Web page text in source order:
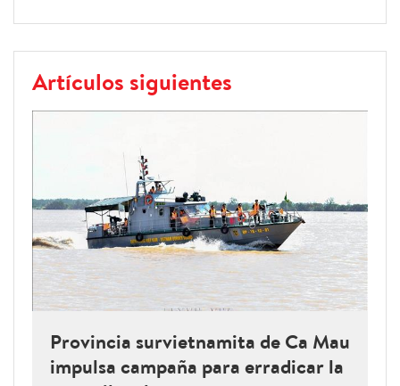
Artículos siguientes
Provincia survietnamita de Ca Mau
impulsa campaña para erradicar la